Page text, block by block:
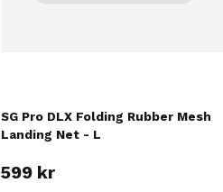
SG Pro DLX Folding Rubber Mesh
Landing Net - L
599 kr